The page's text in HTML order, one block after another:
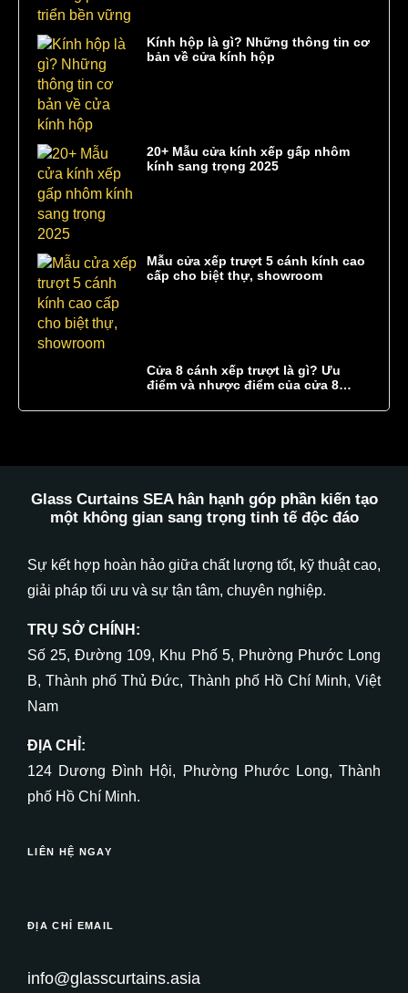
Kính hộp là gì? Những thông tin cơ
bản về cửa kính hộp
20+ Mẫu cửa kính xếp gấp nhôm
kính sang trọng 2025
Mẫu cửa xếp trượt 5 cánh kính cao
cấp cho biệt thự, showroom
Cửa 8 cánh xếp trượt là gì? Ưu
điểm và nhược điểm của cửa 8
Glass Curtains SEA hân hạnh góp phần kiến tạo
một không gian sang trọng tinh tế độc đáo
Sự kết hợp hoàn hảo giữa chất lượng tốt, kỹ thuật cao,
giải pháp tối ưu và sự tận tâm, chuyên nghiệp.
TRỤ SỞ CHÍNH:
Số 25, Đường 109, Khu Phố 5, Phường Phước Long
B, Thành phố Thủ Đức, Thành phố Hồ Chí Minh, Việt
Nam
ĐỊA CHỈ:
124 Dương Đình Hội, Phường Phước Long, Thành
phố Hồ Chí Minh.
LIÊN HỆ NGAY
ĐỊA CHỈ EMAIL
info@glasscurtains.asia